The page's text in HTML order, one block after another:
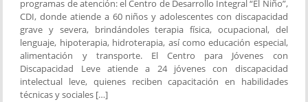
programas de atención: el Centro de Desarrollo Integral “El Niño”,
CDI, donde atiende a 60 niños y adolescentes con discapacidad
grave y severa, brindándoles terapia física, ocupacional, del
lenguaje, hipoterapia, hidroterapia, así como educación especial,
alimentación y transporte. El Centro para Jóvenes con
Discapacidad Leve atiende a 24 jóvenes con discapacidad
intelectual leve, quienes reciben capacitación en habilidades
técnicas y sociales […]